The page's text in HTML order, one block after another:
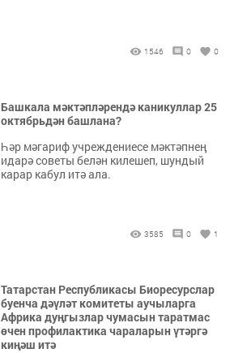
1546 0 0
Башкала мәктәпләрендә каникуллар 25
октябрьдән башлана?
Һәр мәгариф учреждениесе мәктәпнең
идарә советы белән килешеп, шундый
карар кабул итә ала.
3585 0 1
Татарстан Республикасы Биоресурслар
буенча дәүләт комитеты аучыларга
Африка дуңгызлар чумасын таратмас
өчен профилактика чараларын үтәргә
киңәш итә